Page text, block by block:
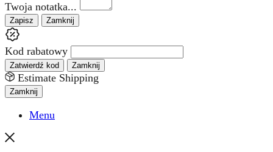
Twoja notatka...
Zapisz Zamknij
Kod rabatowy
Zatwierdź kod Zamknij
Estimate Shipping
Zamknij
Menu